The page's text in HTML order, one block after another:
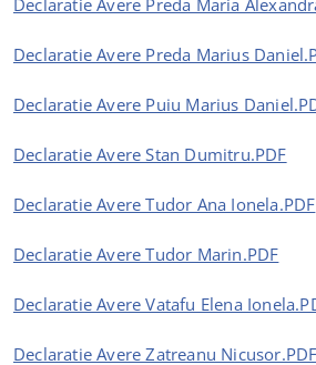
Declaratie Avere Preda Marius
Declaratie Avere Puiu Marius
Declaratie Avere Stan Dumitru.PDF
Declaratie Avere Tudor Ana Ionela.PDF
Declaratie Avere Tudor Marin.PDF
Declaratie Avere Vatafu Elena
Declaratie Avere Zatreanu Nicusor.PDF